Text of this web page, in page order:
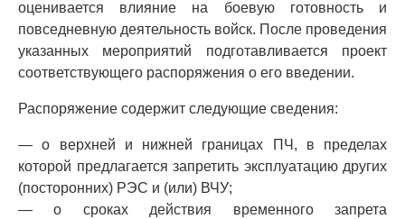
оценивается влияние на боевую готовность и
повседневную деятельность войск. После проведения
указанных мероприятий подготавливается проект
соответствующего распоряжения о его введении.
Распоряжение содержит следующие сведения:
— о верхней и нижней границах ПЧ, в пределах
которой предлагается запретить эксплуатацию других
(посторонних) РЭС и (или) ВЧУ;
— о сроках действия временного запрета